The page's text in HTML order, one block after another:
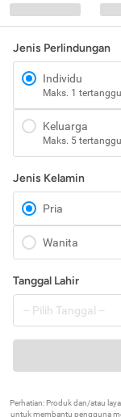
Jenis Perlindungan
Individu
Maks. 1
Keluarga
Maks. 5
Jenis Kelamin
Pria
Wanita
Tanggal Lahir
Perhatian: Produk dan/atau
untuk membantu pengguna